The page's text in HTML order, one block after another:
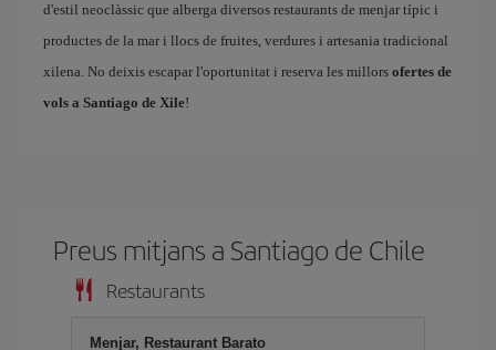
d'estil neoclàssic que alberga diversos restaurants de menjar típic i
productes de la mar i llocs de fruites, verdures i artesania tradicional
xilena. No deixis escapar l'oportunitat i reserva les millors ofertes de
vols a Santiago de Xile!
Preus mitjans a Santiago de Chile
Restaurants
Menjar, Restaurant Barato